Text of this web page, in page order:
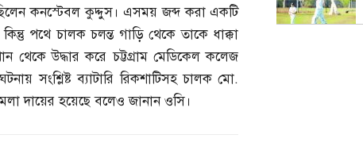
কনস্টেবল কুদ্দুস। এসময় জব্দ করা একটি
কিন্তু পথে চালক চলন্ত গাড়ি থেকে তাকে ধাক্কা
উদ্ধার করে চট্টগ্রাম মেডিকেল কলেজ
সংশ্লিষ্ট ব্যাটারি রিকশাটিসহ চালক মো.
দায়ের হয়েছে বলেও জানান ওসি।